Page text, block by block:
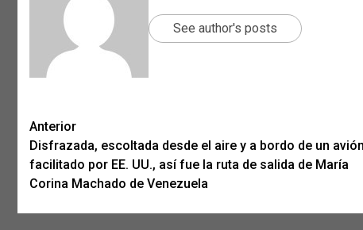
See author's posts
Post
navigation
Anterior
Disfrazada, escoltada desde el aire y a bordo de un avión
facilitado por EE. UU., así fue la ruta de salida de María
Corina Machado de Venezuela